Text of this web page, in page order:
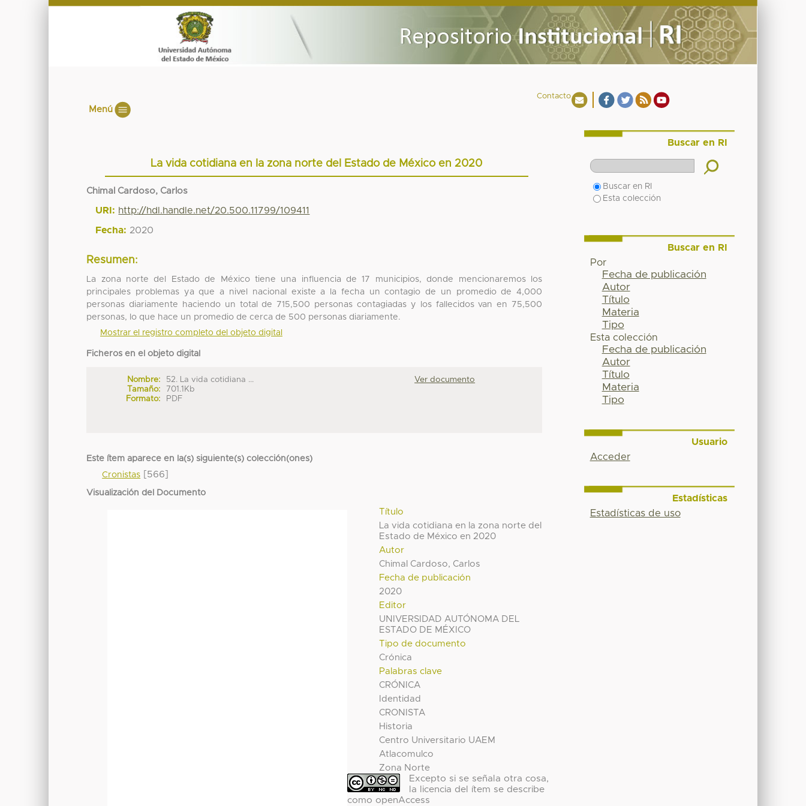
Contacto
Menú
La vida cotidiana en la zona norte del Estado de México en 2020
Chimal Cardoso, Carlos
URI: http://hdl.handle.net/20.500.11799/109411
Fecha: 2020
Resumen:
La zona norte del Estado de México tiene una influencia de 17 municipios, donde mencionaremos los
principales problemas ya que a nivel nacional existe a la fecha un contagio de un promedio de 4,000
personas diariamente haciendo un total de 715,500 personas contagiadas y los fallecidos van en 75,500
personas, lo que hace un promedio de cerca de 500 personas diariamente.
Mostrar el registro completo del objeto digital
Ficheros en el objeto digital
Nombre:
52. La vida cotidiana ...
Tamaño:
701.1Kb
Formato:
PDF
Ver documento
Este ítem aparece en la(s) siguiente(s) colección(ones)
Cronistas [566]
Visualización del Documento
Título
La vida cotidiana en la zona norte del
Estado de México en 2020
Autor
Chimal Cardoso, Carlos
Fecha de publicación
2020
Editor
UNIVERSIDAD AUTÓNOMA DEL
ESTADO DE MÉXICO
Tipo de documento
Crónica
Palabras clave
CRÓNICA
Identidad
CRONISTA
Historia
Centro Universitario UAEM
Atlacomulco
Zona Norte
Excepto si se señala otra cosa,
la licencia del ítem se describe
como openAccess
Buscar en RI
Buscar en RI
Esta colección
Buscar en RI
Por
Fecha de publicación
Autor
Título
Materia
Tipo
Esta colección
Fecha de publicación
Autor
Título
Materia
Tipo
Usuario
Acceder
Estadísticas
Estadísticas de uso